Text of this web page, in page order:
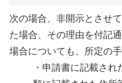
次の場合、非開示とさせ
た場合、その理由を付記
場合についても、所定の
・申請書に記載さ